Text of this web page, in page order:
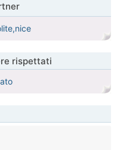
rispettati